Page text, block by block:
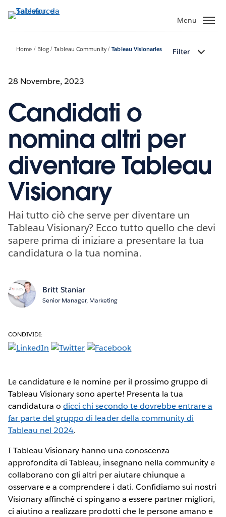
Passa
Menu
Home Blog Tableau Community Tableau Visionaries Filter
28 Novembre, 2023
Candidati o
nomina altri per
diventare Tableau
Visionary
Hai tutto ciò che serve per diventare un
Tableau Visionary? Ecco tutto quello che devi
sapere prima di iniziare a presentare la tua
candidatura o la tua nomina.
Britt Staniar
Senior Manager, Marketing
CONDIVIDI:
Le candidature e le nomine per il prossimo gruppo di
Tableau Visionary sono aperte! Presenta la tua
candidatura odicci chi secondo te dovrebbe entrare a
far parte del gruppo di leader della community di
Tableau nel 2024.
I Tableau Visionary hanno una conoscenza
approfondita di Tableau, insegnano nella community e
collaborano con gli altri per aiutare chiunque a
osservare e a comprendere i dati. Confidiamo sui nostri
Visionary affinché ci spingano a essere partner migliori,
ci aiutino a realizzare prodotti che le persone amano e